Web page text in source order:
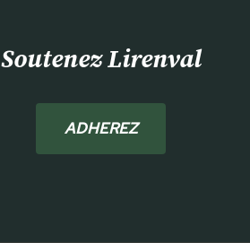
Soutenez Lirenval
ADHEREZ